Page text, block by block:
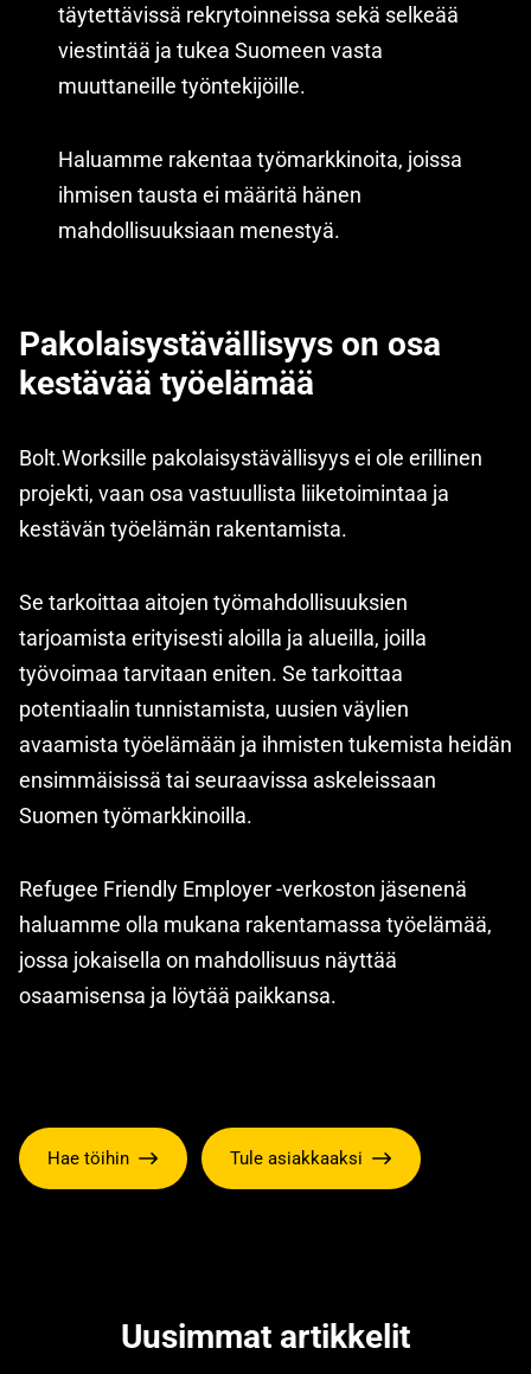
täytettävissä rekrytoinneissa sekä selkeää
viestintää ja tukea Suomeen vasta
muuttaneille työntekijöille.
Haluamme rakentaa työmarkkinoita, joissa
ihmisen tausta ei määritä hänen
mahdollisuuksiaan menestyä.
Pakolaisystävällisyys on osa
kestävää työelämää
Bolt.Worksille pakolaisystävällisyys ei ole erillinen
projekti, vaan osa vastuullista liiketoimintaa ja
kestävän työelämän rakentamista.
Se tarkoittaa aitojen työmahdollisuuksien
tarjoamista erityisesti aloilla ja alueilla, joilla
työvoimaa tarvitaan eniten. Se tarkoittaa
potentiaalin tunnistamista, uusien väylien
avaamista työelämään ja ihmisten tukemista heidän
ensimmäisissä tai seuraavissa askeleissaan
Suomen työmarkkinoilla.
Refugee Friendly Employer -verkoston jäsenenä
haluamme olla mukana rakentamassa työelämää,
jossa jokaisella on mahdollisuus näyttää
osaamisensa ja löytää paikkansa.
Hae töihin Tule asiakkaaksi
Uusimmat artikkelit